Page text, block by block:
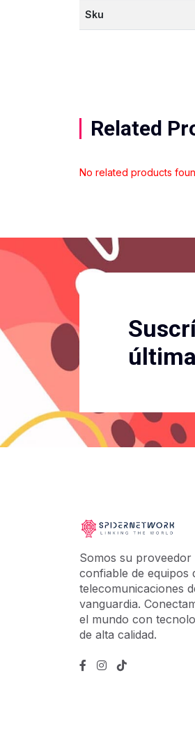
Sku
Related
No related products
Somos su proveedor
confiable de equipos
telecomunicaciones
vanguardia.
el mundo con
de alta calidad.